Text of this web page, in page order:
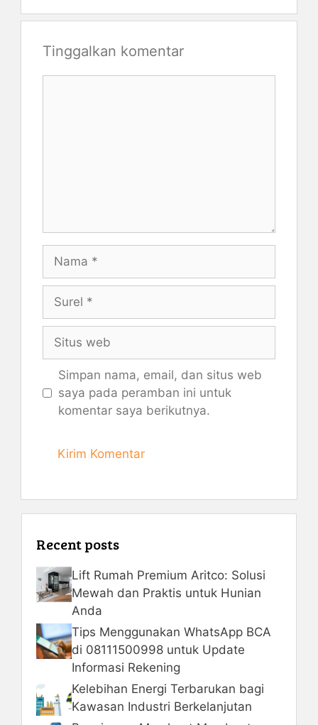
Tinggalkan komentar
web
Simpan nama, email, dan situs web
saya pada peramban ini untuk
komentar saya berikutnya.
Recent posts
Lift Rumah Premium Aritco: Solusi
Mewah dan Praktis untuk Hunian
Anda
Tips Menggunakan WhatsApp BCA
di 08111500998 untuk Update
Informasi Rekening
Kelebihan Energi Terbarukan bagi
Kawasan Industri Berkelanjutan